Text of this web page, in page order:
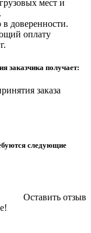
мест и
в доверенности.
оплату
заказчика получает:
заказа
следующие
Оставить отзыв